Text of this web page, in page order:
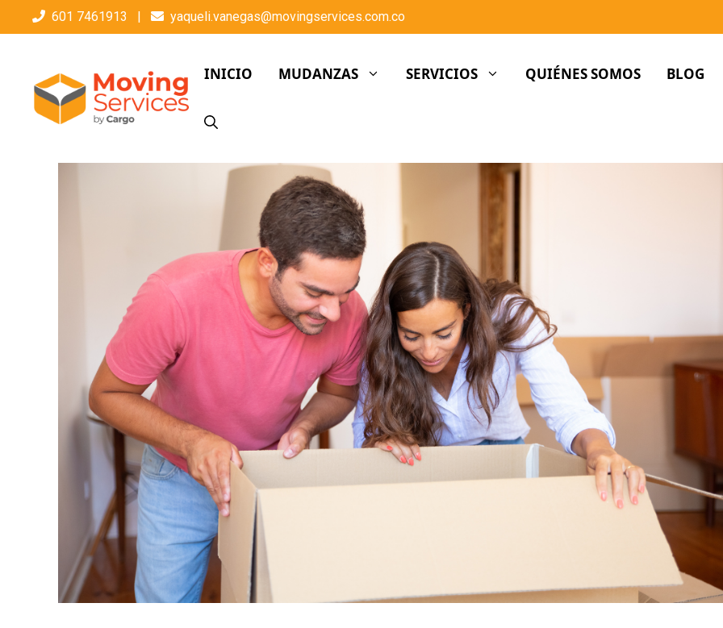
601 7461913 | yaqueli.vanegas@movingservices.com.co
INICIO MUDANZAS SERVICIOS QUIÉNES SOMOS BLOG